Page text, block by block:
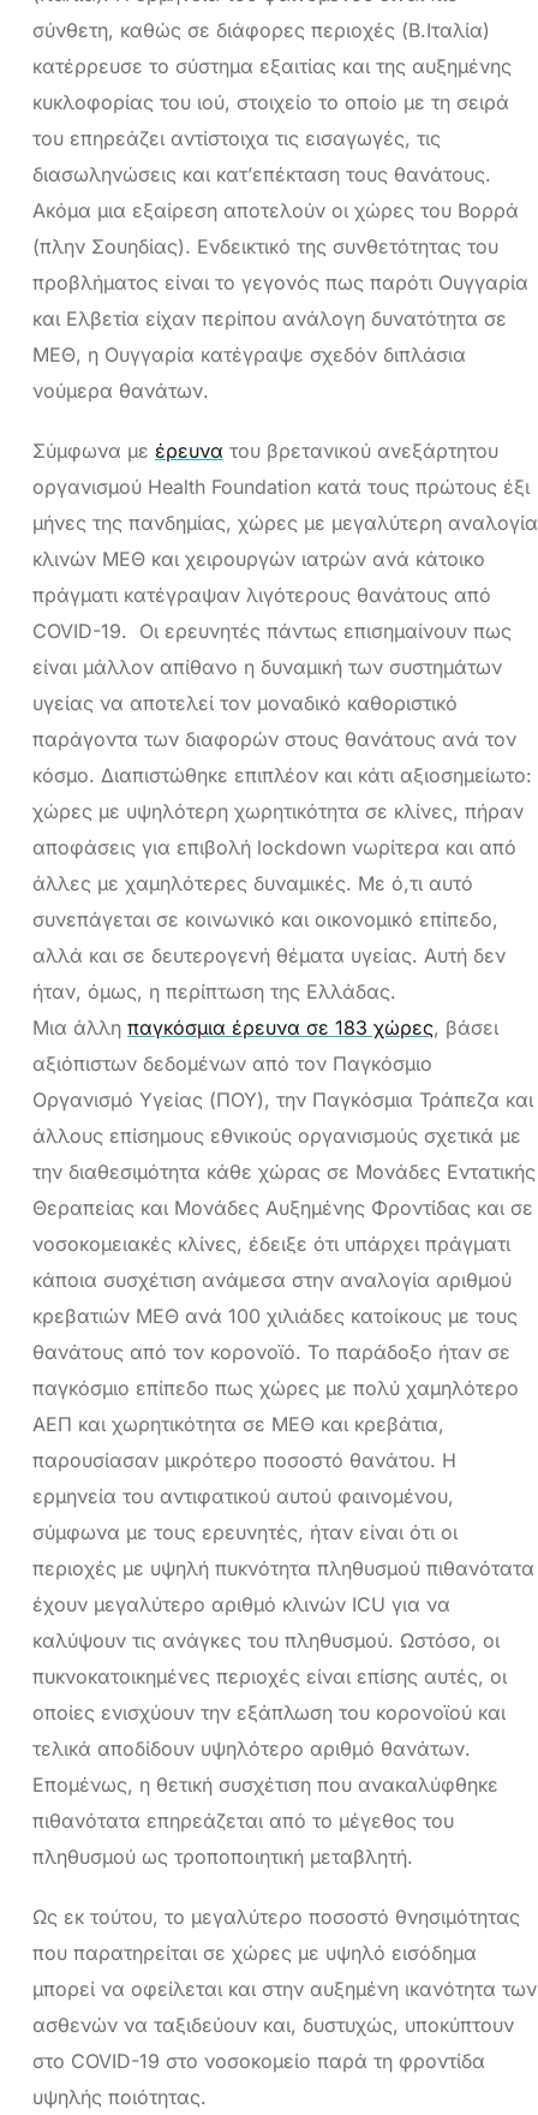
σύνθετη, καθώς σε διάφορες περιοχές (Β.Ιταλία)
κατέρρευσε το σύστημα εξαιτίας και της αυξημένης
κυκλοφορίας του ιού, στοιχείο το οποίο με τη σειρά
του επηρεάζει αντίστοιχα τις εισαγωγές, τις
διασωληνώσεις και κατ’επέκταση τους θανάτους.
Ακόμα μια εξαίρεση αποτελούν οι χώρες του Βορρά
(πλην Σουηδίας). Ενδεικτικό της συνθετότητας του
προβλήματος είναι το γεγονός πως παρότι Ουγγαρία
και Ελβετία είχαν περίπου ανάλογη δυνατότητα σε
ΜΕΘ, η Ουγγαρία κατέγραψε σχεδόν διπλάσια
νούμερα θανάτων.
Σύμφωνα με έρευνα του βρετανικού ανεξάρτητου
οργανισμού Health Foundation κατά τους πρώτους έξι
μήνες της πανδημίας, χώρες με μεγαλύτερη αναλογία
κλινών ΜΕΘ και χειρουργών ιατρών ανά κάτοικο
πράγματι κατέγραψαν λιγότερους θανάτους από
COVID-19. Οι ερευνητές πάντως επισημαίνουν πως
είναι μάλλον απίθανο η δυναμική των συστημάτων
υγείας να αποτελεί τον μοναδικό καθοριστικό
παράγοντα των διαφορών στους θανάτους ανά τον
κόσμο. Διαπιστώθηκε επιπλέον και κάτι αξιοσημείωτο:
χώρες με υψηλότερη χωρητικότητα σε κλίνες, πήραν
αποφάσεις για επιβολή lockdown νωρίτερα και από
άλλες με χαμηλότερες δυναμικές. Με ό,τι αυτό
συνεπάγεται σε κοινωνικό και οικονομικό επίπεδο,
αλλά και σε δευτερογενή θέματα υγείας. Αυτή δεν
ήταν, όμως, η περίπτωση της Ελλάδας.
Μια άλλη παγκόσμια έρευνα σε 183 χώρες, βάσει
αξιόπιστων δεδομένων από τον Παγκόσμιο
Οργανισμό Υγείας (ΠΟΥ), την Παγκόσμια Τράπεζα και
άλλους επίσημους εθνικούς οργανισμούς σχετικά με
την διαθεσιμότητα κάθε χώρας σε Μονάδες Εντατικής
Θεραπείας και Μονάδες Αυξημένης Φροντίδας και σε
νοσοκομειακές κλίνες, έδειξε ότι υπάρχει πράγματι
κάποια συσχέτιση ανάμεσα στην αναλογία αριθμού
κρεβατιών ΜΕΘ ανά 100 χιλιάδες κατοίκους με τους
θανάτους από τον κορονοϊό. Το παράδοξο ήταν σε
παγκόσμιο επίπεδο πως χώρες με πολύ χαμηλότερο
ΑΕΠ και χωρητικότητα σε ΜΕΘ και κρεβάτια,
παρουσίασαν μικρότερο ποσοστό θανάτου. Η
ερμηνεία του αντιφατικού αυτού φαινομένου,
σύμφωνα με τους ερευνητές, ήταν είναι ότι οι
περιοχές με υψηλή πυκνότητα πληθυσμού πιθανότατα
έχουν μεγαλύτερο αριθμό κλινών ICU για να
καλύψουν τις ανάγκες του πληθυσμού. Ωστόσο, οι
πυκνοκατοικημένες περιοχές είναι επίσης αυτές, οι
οποίες ενισχύουν την εξάπλωση του κορονοϊού και
τελικά αποδίδουν υψηλότερο αριθμό θανάτων.
Επομένως, η θετική συσχέτιση που ανακαλύφθηκε
πιθανότατα επηρεάζεται από το μέγεθος του
πληθυσμού ως τροποποιητική μεταβλητή.
Ως εκ τούτου, το μεγαλύτερο ποσοστό θνησιμότητας
που παρατηρείται σε χώρες με υψηλό εισόδημα
μπορεί να οφείλεται και στην αυξημένη ικανότητα των
ασθενών να ταξιδεύουν και, δυστυχώς, υποκύπτουν
στο COVID-19 στο νοσοκομείο παρά τη φροντίδα
υψηλής ποιότητας.